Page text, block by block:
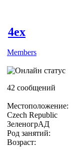
4ex
Members
42 сообщений
Местоположение:
Czech Republic
ЗеленогрАД
Род занятий:
Возраст: